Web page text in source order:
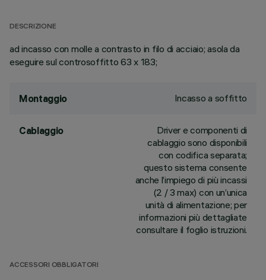
DESCRIZIONE
ad incasso con molle a contrasto in filo di acciaio; asola da
eseguire sul controsoffitto 63 x 183;
Montaggio Incasso a soffitto
Cablaggio
Driver e componenti di
cablaggio sono disponibili
con codifica separata;
questo sistema consente
anche l’impiego di più incassi
(2 / 3 max) con un’unica
unità di alimentazione; per
informazioni più dettagliate
consultare il foglio istruzioni.
ACCESSORI OBBLIGATORI